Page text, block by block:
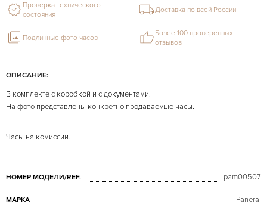
ОПИСАНИЕ:
В комплекте с коробкой и с документами.
На фото представлены конкретно продаваемые часы.
Часы на комиссии.
НОМЕР МОДЕЛИ/REF. pam00507
МАРКА Panerai
Проверка технического
состояния
Доставка по всей России
Подлинные фото часов
Более 100 проверенных
отзывов